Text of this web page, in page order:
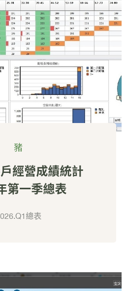
豬
經營成績統計
第一季總表
總表